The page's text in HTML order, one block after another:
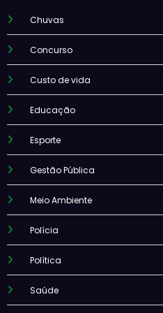
Chuvas
Concurso
Custo de vida
Educação
Esporte
Gestão Pública
Meio Ambiente
Polícia
Política
Saúde